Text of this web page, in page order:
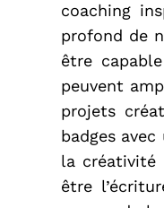
coaching
profond de
être
peuvent
projets
badges
la créativité
être